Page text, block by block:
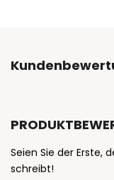
Seien Sie der Erste,
schreibt!